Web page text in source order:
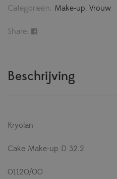
Categorieën: Make-up, Vrouw
Share:
Beschrijving
Kryolan
Cake Make-up D 32.2
01120/00